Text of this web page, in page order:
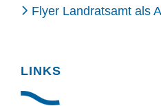
Flyer Landratsamt als
LINKS